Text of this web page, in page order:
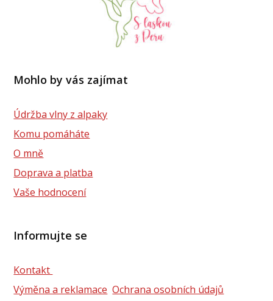
Mohlo by vás zajímat
Údržba vlny z alpaky
Komu pomáháte
O mně
Doprava a platba
Vaše hodnocení
Informujte se
Kontakt
Výměna a reklamace Ochrana osobních údajů